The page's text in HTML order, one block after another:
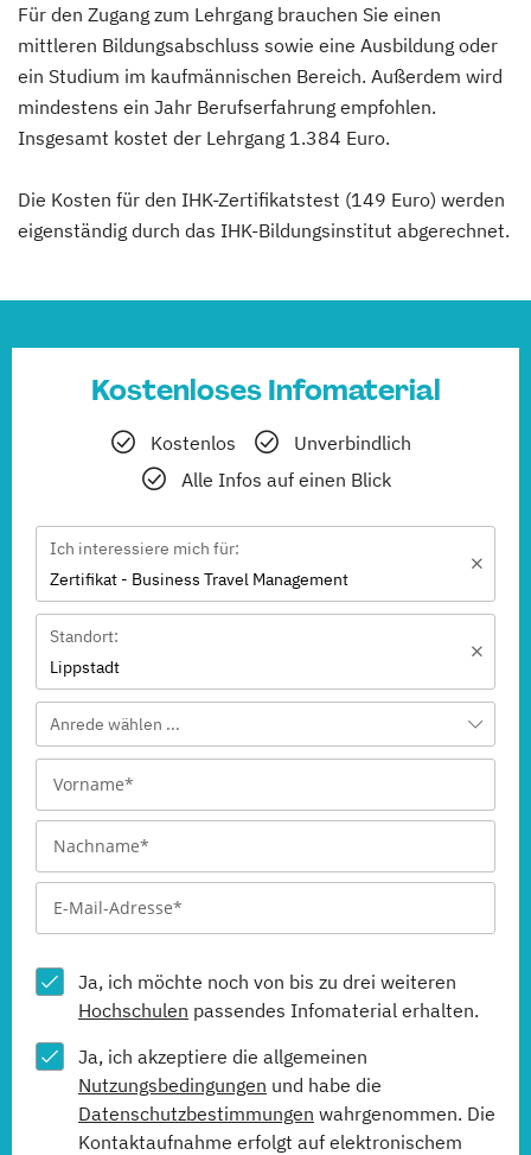
Für den Zugang zum Lehrgang brauchen Sie einen
mittleren Bildungsabschluss sowie eine Ausbildung oder
ein Studium im kaufmännischen Bereich. Außerdem wird
mindestens ein Jahr Berufserfahrung empfohlen.
Insgesamt kostet der Lehrgang 1.384 Euro.
Die Kosten für den IHK-Zertifikatstest (149 Euro) werden
eigenständig durch das IHK-Bildungsinstitut abgerechnet.
Kostenloses Infomaterial
Kostenlos
Unverbindlich
Alle Infos auf einen Blick
Ich interessiere mich für:
Zertifikat - Business Travel Management
Standort:
Lippstadt
Anrede wählen ...
Ja, ich möchte noch von bis zu drei weiteren
Hochschulen passendes Infomaterial erhalten.
Ja, ich akzeptiere die allgemeinen
Nutzungsbedingungen und habe die
Datenschutzbestimmungen wahrgenommen. Die
Kontaktaufnahme erfolgt auf elektronischem